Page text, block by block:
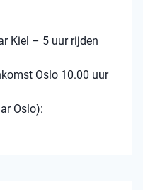
Kiel – 5 uur rijden
Oslo 10.00 uur
Oslo):